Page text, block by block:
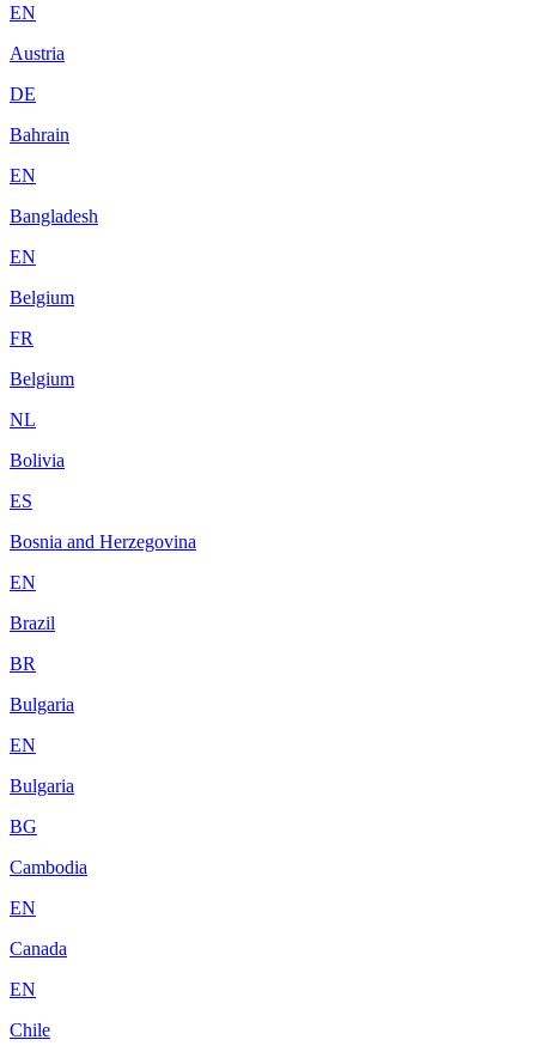
EN
Austria
DE
Bahrain
EN
Bangladesh
EN
Belgium
FR
Belgium
NL
Bolivia
ES
Bosnia and Herzegovina
EN
Brazil
BR
Bulgaria
EN
Bulgaria
BG
Cambodia
EN
Canada
EN
Chile